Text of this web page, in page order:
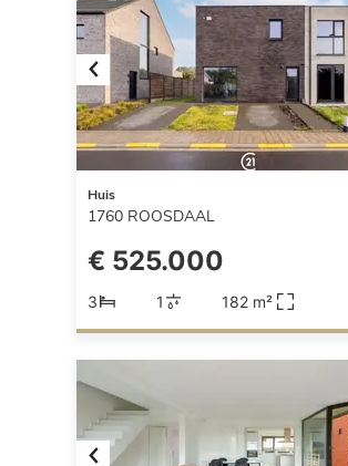
Previous
Huis
1760 ROOSDAAL
€ 525.000
3 1 182 m²